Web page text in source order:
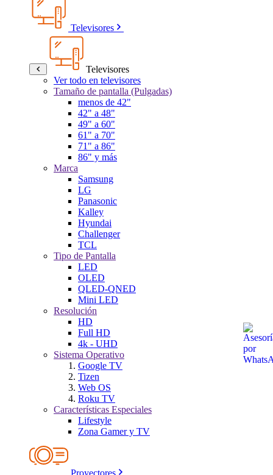
Televisores
Televisores
Ver todo en televisores
Tamaño de pantalla (Pulgadas)
menos de 42"
42" a 48"
49" a 60"
61" a 70"
71" a 86"
86" y más
Marca
Samsung
LG
Panasonic
Kalley
Hyundai
Challenger
TCL
Tipo de Pantalla
LED
OLED
QLED-QNED
Mini LED
Resolución
HD
Full HD
4k - UHD
Sistema Operativo
Google TV
Tizen
Web OS
Roku TV
Características Especiales
Lifestyle
Zona Gamer y TV
Proyectores